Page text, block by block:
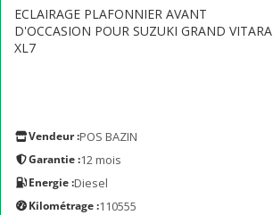
ECLAIRAGE PLAFONNIER AVANT
D'OCCASION POUR SUZUKI GRAND VITARA
XL7
Vendeur :POS BAZIN
Garantie :12 mois
Energie :Diesel
Kilométrage :110555